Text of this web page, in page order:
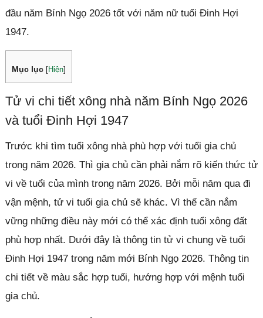
đầu năm Bính Ngọ 2026 tốt với năm nữ tuổi Đinh Hợi
1947.
Mục lục Hiện]
Tử vi chi tiết xông nhà năm Bính Ngọ 2026
và tuổi Đinh Hợi 1947
Trước khi tìm tuổi xông nhà phù hợp với tuổi gia chủ
trong năm 2026. Thì gia chủ cần phải nắm rõ kiến thức tử
vi về tuổi của mình trong năm 2026. Bởi mỗi năm qua đi
vận mệnh, tử vi tuổi gia chủ sẽ khác. Vì thế cần nắm
vững những điều này mới có thể xác định tuổi xông đất
phù hợp nhất. Dưới đây là thông tin tử vi chung về tuổi
Đinh Hợi 1947 trong năm mới Bính Ngọ 2026. Thông tin
chi tiết về màu sắc hợp tuổi, hướng hợp với mệnh tuổi
gia chủ.